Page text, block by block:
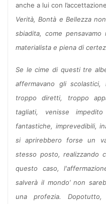
anche a lui con
Verità, Bontà e Bellezza
sbiadita, come
materialista e piena di
Se le cime di questi tre
affermavano gli
troppo diretti, troppo
tagliati, venisse
fantastiche, imprevedibili,
si aprirebbero forse un
stesso posto, realizzando
questo caso,
salverà il mondo’ non
una profezia.